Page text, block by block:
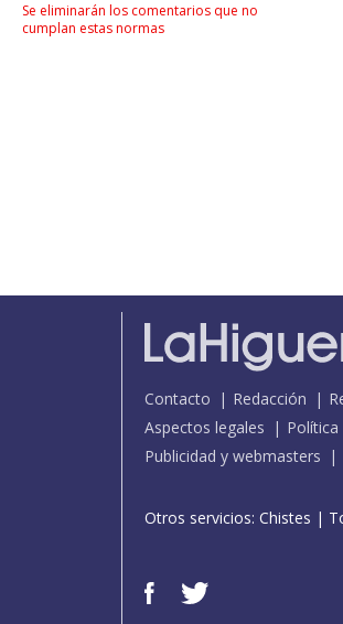
Se eliminarán los comentarios que no
cumplan estas normas
Contacto Redacción
Aspectos legales
Política
Publicidad y webmasters
Otros servicios: Chistes |